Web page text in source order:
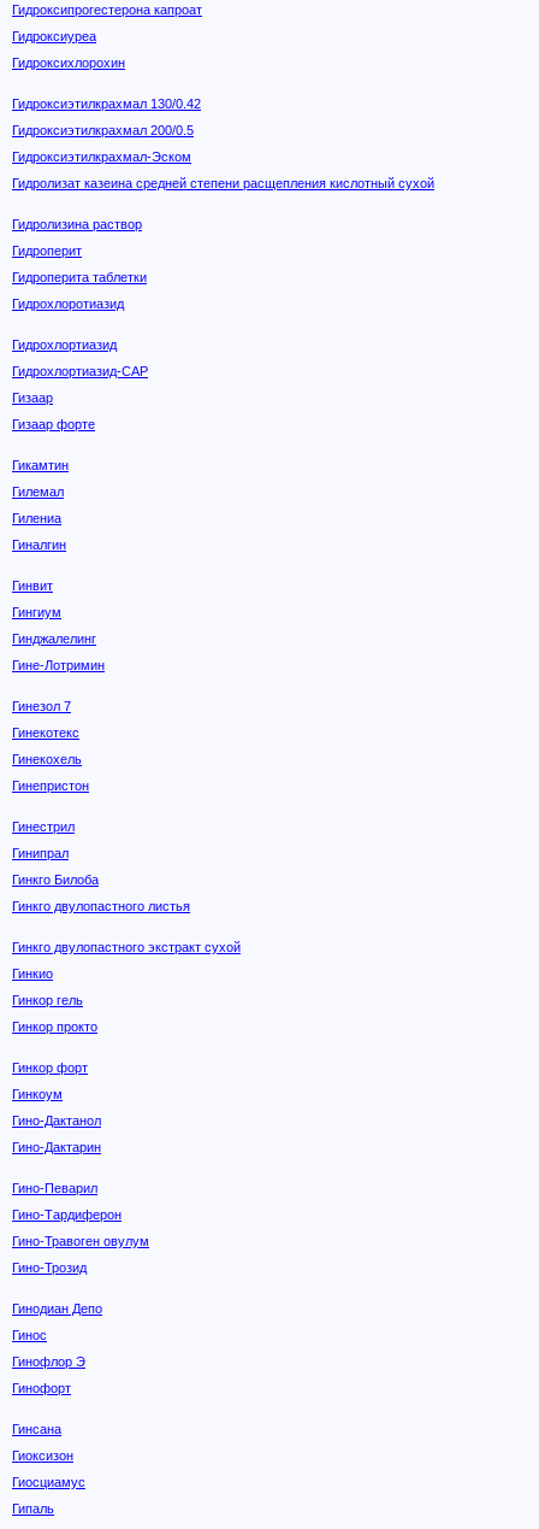
Гидроксипрогестерона капроат
Гидроксиуреа
Гидроксихлорохин
Гидроксиэтилкрахмал 130/0.42
Гидроксиэтилкрахмал 200/0.5
Гидроксиэтилкрахмал-Эском
Гидролизат казеина средней степени расщепления кислотный сухой
Гидролизина раствор
Гидроперит
Гидроперита таблетки
Гидрохлоротиазид
Гидрохлортиазид
Гидрохлортиазид-САР
Гизаар
Гизаар форте
Гикамтин
Гилемал
Гилениа
Гиналгин
Гинвит
Гингиум
Гинджалелинг
Гине-Лотримин
Гинезол 7
Гинекотекс
Гинекохель
Гинепристон
Гинестрил
Гинипрал
Гинкго Билоба
Гинкго двулопастного листья
Гинкго двулопастного экстракт сухой
Гинкио
Гинкор гель
Гинкор прокто
Гинкор форт
Гинкоум
Гино-Дактанол
Гино-Дактарин
Гино-Певарил
Гино-Тардиферон
Гино-Травоген овулум
Гино-Трозид
Гинодиан Депо
Гинос
Гинофлор Э
Гинофорт
Гинсана
Гиоксизон
Гиосциамус
Гипаль